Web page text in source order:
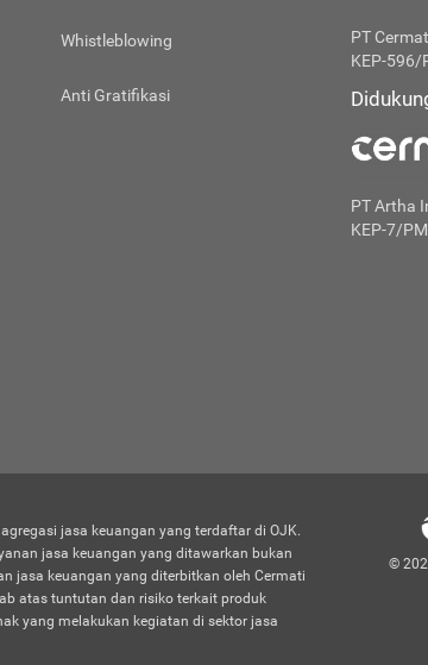
Whistleblowing
Anti Gratifikasi
PT
KEP-596/
PT Artha
KEP-7/
jasa keuangan yang terdaftar di OJK.
jasa keuangan yang ditawarkan bukan
jasa keuangan yang diterbitkan oleh Cermati
atas tuntutan dan risiko terkait produk
yang melakukan kegiatan di sektor jasa
©